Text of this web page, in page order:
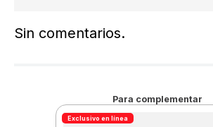
Sin comentarios.
Para complementar
Exclusivo en línea